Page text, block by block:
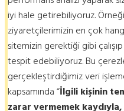
iyi hale getirebiliyoruz.
ziyaretçilerimizin en çok
sitemizin gerektiği gibi
tespit edebiliyoruz. Bu
gerçekleştirdiğimiz veri
kapsamında “İlgili kişinin
zarar vermemek